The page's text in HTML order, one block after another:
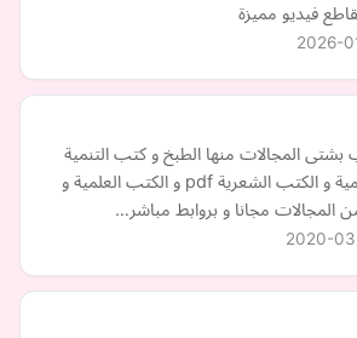
فيديو مميزة
2026-
بشتى المجالات منها الطبخ و كتب التنمية
الذاتية و الكتب الاسلامية و الكتب الشعرية pdf و الكتب العلمية و
من المجالات مجانا و بروابط مباشر…
2020-